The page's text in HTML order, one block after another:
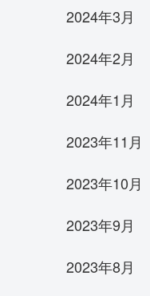
2024年3月
2024年2月
2024年1月
2023年11月
2023年10月
2023年9月
2023年8月